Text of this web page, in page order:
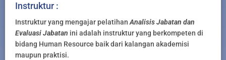
Instruktur :
Instruktur yang mengajar pelatihanAnalisis Jabatan dan
Evaluasi Jabatan ini adalah instruktur yang berkompeten di
bidang Human Resource baik dari kalangan akademisi
maupun praktisi.